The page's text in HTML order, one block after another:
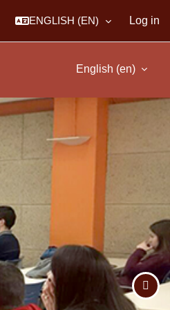
ENGLISH ‎(EN)‎ Log in
English ‎(en)‎